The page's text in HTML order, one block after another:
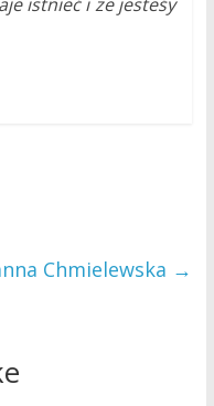
istnieć i że jesteśy
Chmielewska →